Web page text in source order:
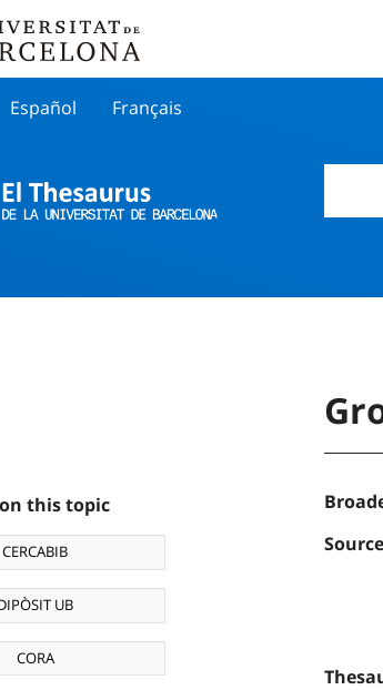
Español Français
this topic
CERCABIB
UB
CORA